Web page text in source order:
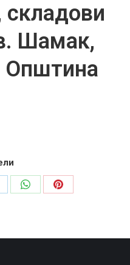
Шамак,
Општина
Share
Share